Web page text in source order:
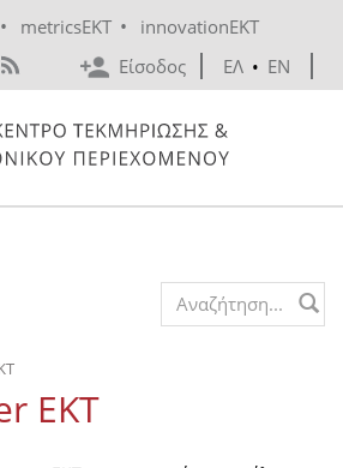
• metricsEKT •
innovationEKT
Είσοδος
ΕΛ • EN
Search form
EKT